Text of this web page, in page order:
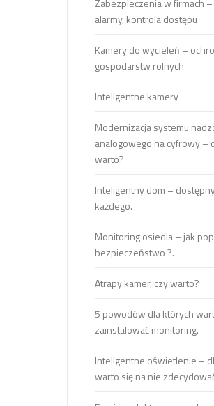
Zabezpieczenia w firmach
alarmy, kontrola dostępu
Kamery do wycieleń –
gospodarstw rolnych
Inteligentne kamery
Modernizacja systemu
analogowego na cyfrowy –
warto?
Inteligentny dom –
każdego.
Monitoring osiedla – jak
bezpieczeństwo ?.
Atrapy kamer, czy warto?
5 powodów dla których
zainstalować monitoring.
Inteligentne oświetlenie –
warto się na nie